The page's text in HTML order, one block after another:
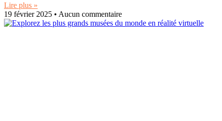
Lire plus »
19 février 2025
Aucun commentaire